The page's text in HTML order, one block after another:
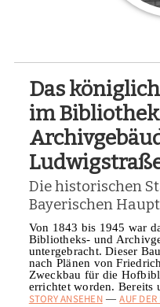
Das
im
Die historischen
Bayerischen
Von 1843 bis 1945 war
Bibliotheks- und
untergebracht. Dieser
nach Plänen von
Zweckbau für die
errichtet worden.
STORY ANSEHEN — AUF